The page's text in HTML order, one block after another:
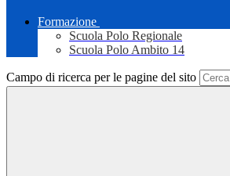
Formazione
Scuola Polo Regionale
Scuola Polo Ambito 14
Campo di ricerca per le pagine del sito